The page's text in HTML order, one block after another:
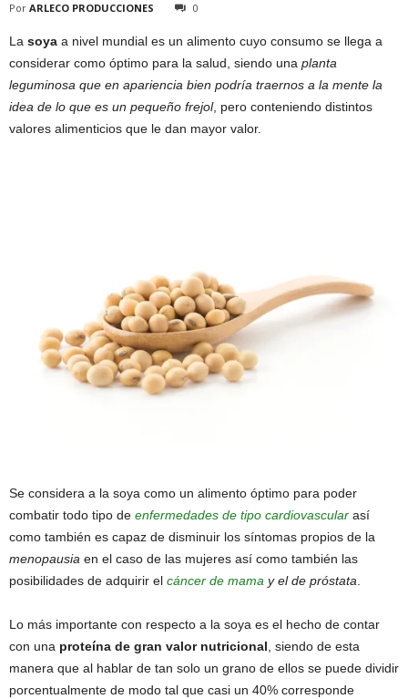
Por ARLECO PRODUCCIONES 0
La soya a nivel mundial es un alimento cuyo consumo se llega a
considerar como óptimo para la salud, siendo una planta
leguminosa que en apariencia bien podría traernos a la mente la
idea de lo que es un pequeño frejol, pero conteniendo distintos
valores alimenticios que le dan mayor valor.
Se considera a la soya como un alimento óptimo para poder
combatir todo tipo de enfermedades de tipo cardiovascular así
como también es capaz de disminuir los síntomas propios de la
menopausia en el caso de las mujeres así como también las
posibilidades de adquirir el cáncer de mama y el de próstata
Lo más importante con respecto a la soya es el hecho de contar
con una proteína de gran valor nutricional , siendo de esta
manera que al hablar de tan solo un grano de ellos se puede dividir
porcentualmente de modo tal que casi un 40% corresponde